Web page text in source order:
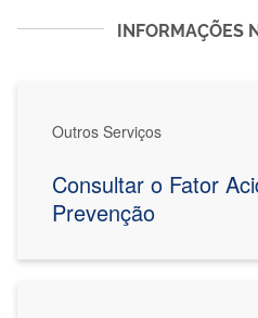
INFORMAÇÕES
Outros Serviços
Consultar o Fator
Prevenção